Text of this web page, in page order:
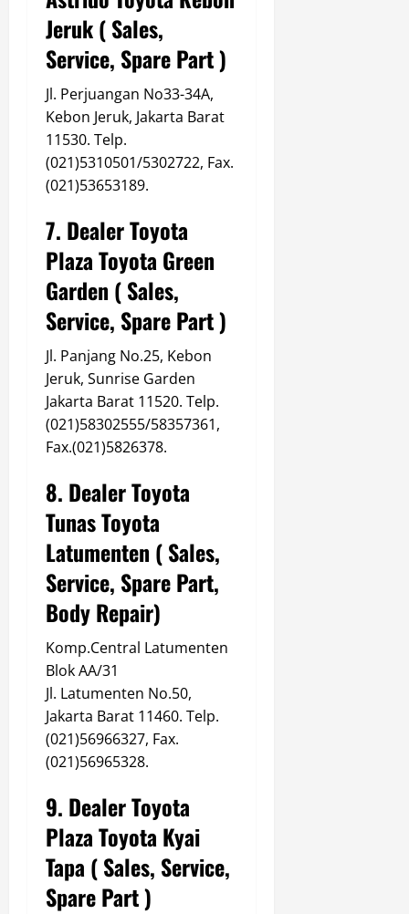
Jeruk ( Sales,
Service, Spare Part )
Jl. Perjuangan No33-34A,
Kebon Jeruk, Jakarta Barat
11530. Telp.
(021)5310501/5302722, Fax.
(021)53653189.
7. Dealer Toyota
Plaza Toyota Green
Garden ( Sales,
Service, Spare Part )
Jl. Panjang No.25, Kebon
Jeruk, Sunrise Garden
Jakarta Barat 11520. Telp.
(021)58302555/58357361,
Fax.(021)5826378.
8. Dealer Toyota
Tunas Toyota
Latumenten ( Sales,
Service, Spare Part,
Body Repair)
Komp.Central Latumenten
Blok AA/31
Jl. Latumenten No.50,
Jakarta Barat 11460. Telp.
(021)56966327, Fax.
(021)56965328.
9. Dealer Toyota
Plaza Toyota Kyai
Tapa ( Sales, Service,
Spare Part )